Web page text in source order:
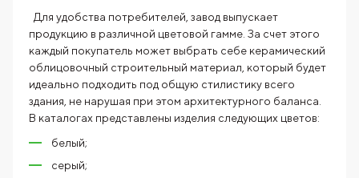
Для удобства потребителей, завод выпускает
продукцию в различной цветовой гамме. За счет этого
каждый покупатель может выбрать себе керамический
облицовочный строительный материал, который будет
идеально подходить под общую стилистику всего
здания, не нарушая при этом архитектурного баланса.
В каталогах представлены изделия следующих цветов:
белый;
серый;